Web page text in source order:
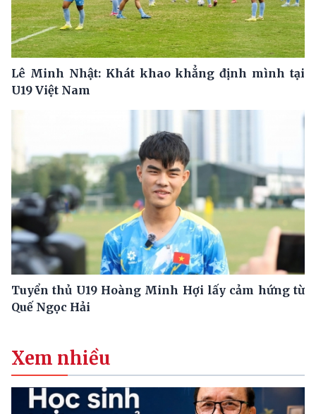
Lê Minh Nhật: Khát khao khẳng định mình tại
U19 Việt Nam
Tuyển thủ U19 Hoàng Minh Hợi lấy cảm hứng từ
Quế Ngọc Hải
Xem nhiều